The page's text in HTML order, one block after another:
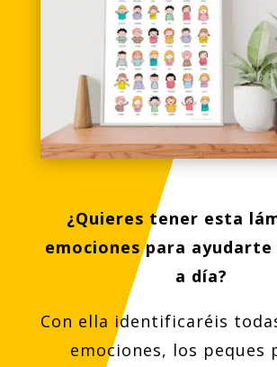
¿Quieres tener esta
emociones para
a día?
Con ella identificaréis
emociones, los peques